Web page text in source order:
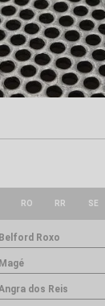
RO RR SE
Belford Roxo
Magé
dos Reis